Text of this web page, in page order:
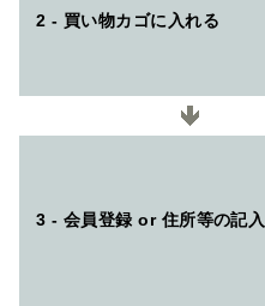
2 - 買い物カゴに入れる
3 - 会員登録 or 住所等の記入